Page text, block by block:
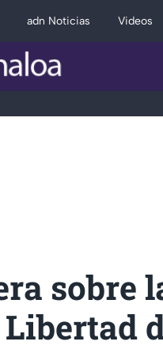
adn Noticias Videos
sobre